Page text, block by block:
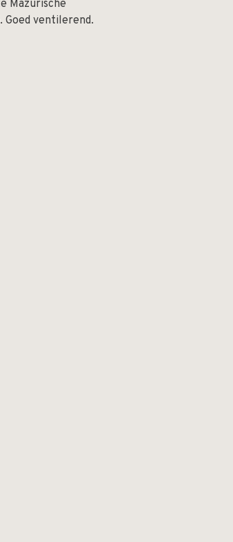
Mazurische
Goed ventilerend.